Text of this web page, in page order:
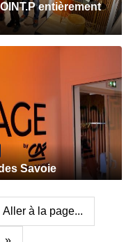
entièrement
Savoie
Aller à la page...